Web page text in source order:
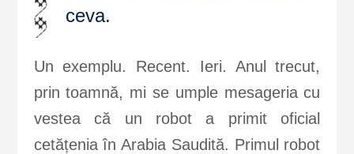
ceva.
Un exemplu. Recent. Ieri. Anul trecut,
prin toamnă, mi se umple mesageria cu
vestea că un robot a primit oficial
cetățenia în Arabia Saudită. Primul robot